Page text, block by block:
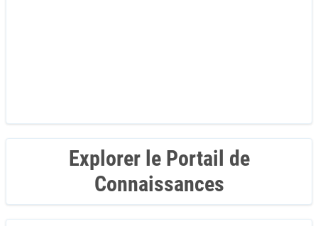
Explorer le Portail de
Connaissances